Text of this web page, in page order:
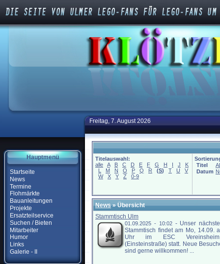
Hauptmenü
Startseite
News
Termine
Flohmärkte
Bauanleitungen
Projekte
Ersatzteilservice
Suchen / Bieten
Mitarbeiter
Humor
Links
Galerie - II
Freitag, 7. August 2026
Titelauswahl:
alle
A B C D E F G H I J
K
L
M N O P Q R (S) T U
V
W
X Y Z 0-9
Titel
Datum
News» Übersicht
Stammtisch Ulm
01.09.2025 - 10:02- Unser
Stammtisch findet am Mo, 14.09.
Uhr im ESC
(Einsteinstraße) statt. Neue
sind gerne willkommen! ...